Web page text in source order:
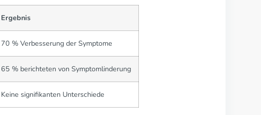
Ergebnis
70 % Verbesserung der Symptome
65 % berichteten von Symptomlinderung
Keine signifikanten Unterschiede